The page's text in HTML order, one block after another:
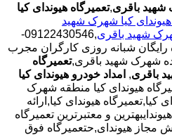
شهید باقری,تعمیرگاه هیوندای کیا
کیا شهرک شهید
شهید باقری
,09122430546-
رایگان شبانه روزی کارگران مجرب
شهرک شهید باقری,تعمیرگاه
باقری, امداد خودرو هیوندای کیا
هیوندای کیا منطقه شهرک
کیا,تعمیرگاه هیوندای کیا,ارائه
و معتبرترین تعمیرگاه
هیوندای,حتعمیرگاه فوق